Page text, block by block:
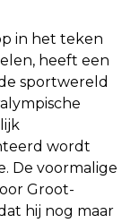
in het teken
heeft een
sportwereld
wordt
De voormalige
Groot-
hij nog maar